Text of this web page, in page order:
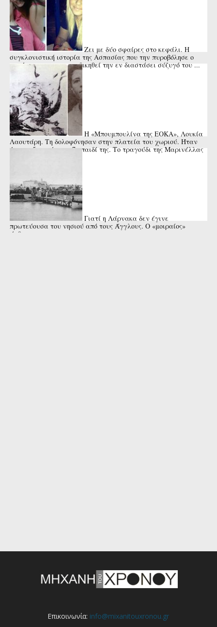
Ζει με δύο σφαίρες στο κεφάλι. Η
συγκλονιστική ιστορία της Ασπασίας που την πυροβόλησε ο
πατέρας της για να εκδικηθεί την εν διαστάσει σύζυγό του ...
Η «Μπουμπουλίνα της ΕΟΚΑ», Λουκία
Λαουτάρη. Τη δολοφόνησαν στην πλατεία του χωριού. Ήταν
έγκυος 5 μηνών στο 7ο παιδί της. Το τραγούδι της Μαρινέλλας
Γιατί η Λάρνακα δεν έγινε
πρωτεύουσα του νησιού από τους Άγγλους. Ο «μοιραίος»
άνθρωπος
Επικοινωνία: info@mixanitouxronou.gr